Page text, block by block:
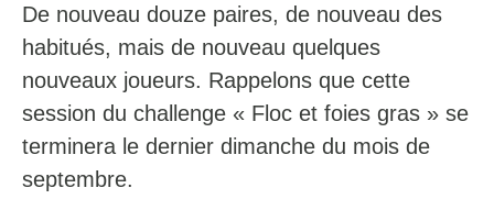
De nouveau douze paires, de nouveau des
habitués, mais de nouveau quelques
nouveaux joueurs. Rappelons que cette
session du challenge « Floc et foies gras » se
terminera le dernier dimanche du mois de
septembre.